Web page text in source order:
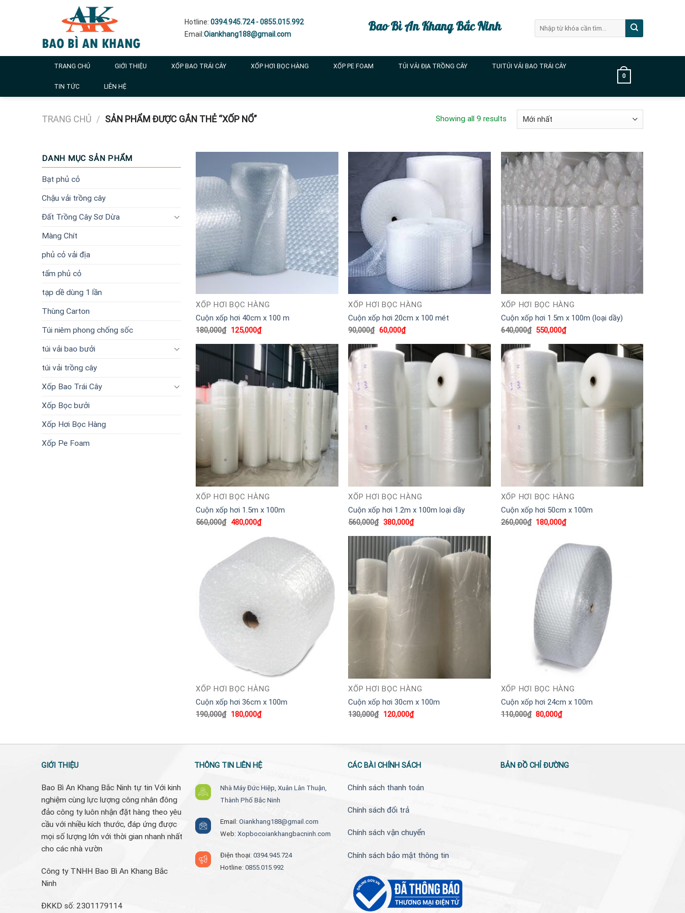
Hotline: 0394.945.724 - 0855.015.992
Email:Oiankhang188@gmail.com Bao Bì An Khang Bắc Ninh
kiếm:
TRANG CHỦ GIỚI THIỆU XỐP BAO TRÁI CÂY XỐP HƠI BỌC HÀNG XỐP PE FOAM TÚI VẢI ĐỊA TRỒNG CÂY TUITÚI VẢI BAO TRÁI CÂY
TIN TỨC LIÊN HỆ
0
TRANG CHỦ / SẢN PHẨM ĐƯỢC GẮN THẺ “XỐP NỔ” Showing all 9 results
DANH MỤC SẢN PHẨM
Bạt phủ cỏ
Chậu vải trồng cây
Đất Trồng Cây Sơ Dừa
Màng Chít
phủ cỏ vải địa
tấm phủ cỏ
tạp dề dùng 1 lần
Thùng Carton
Túi niêm phong chống sốc
túi vải bao bưởi
túi vải trồng cây
Xốp Bao Trái Cây
Xốp Bọc bưởi
Xốp Hơi Bọc Hàng
Xốp Pe Foam
XỐP HƠI BỌC HÀNG
Cuộn xốp hơi 40cm x 100 m
180,000₫ Giá
là:
180,000₫.
125,000₫Giá
hiện
tại
là:
125,000₫.
XỐP HƠI BỌC HÀNG
Cuộn xốp hơi 20cm x 100 mét
90,000₫ Giá
90,000₫.
60,000₫Giá
hiện
tại
là:
60,000₫.
XỐP HƠI BỌC HÀNG
Cuộn xốp hơi 1.5m x 100m (loại dầy)
640,000₫ Giá
640,000₫.
550,000₫Giá
hiện
tại
550,000₫.
XỐP HƠI BỌC HÀNG
Cuộn xốp hơi 1.5m x 100m
560,000₫ Giá
560,000₫.
480,000₫Giá
hiện
tại
XỐP HƠI BỌC HÀNG
Cuộn xốp hơi 1.2m x 100m loại dầy
560,000₫ Giá
là:
560,000₫.
380,000₫Giá
hiện
tại
là:
380,000₫.
XỐP HƠI BỌC HÀNG
Cuộn xốp hơi 50cm x 100m
260,000₫ Giá
260,000₫.
180,000₫Giá
hiện
là:
180,000₫.
XỐP HƠI BỌC HÀNG
Cuộn xốp hơi 36cm x 100m
190,000₫ Giá
180,000₫Giá
180,000₫.
XỐP HƠI BỌC HÀNG
Cuộn xốp hơi 30cm x 100m
130,000₫ Giá
120,000₫Giá
120,000₫.
XỐP HƠI BỌC HÀNG
Cuộn xốp hơi 24cm x 100m
110,000₫ Giá
80,000₫Giá
80,000₫.
GIỚI THIỆU
Bao Bì An Khang Bắc Ninh tự tin Với kinh
nghiệm cùng lực lượng công nhân đông
đảo công ty luôn nhận đặt hàng theo yêu
cầu với nhiều kích thước, đáp ứng được
mọi số lượng lớn với thời gian nhanh nhất
cho các nhà vườn
Công ty TNHH Bao Bì An Khang Bắc
Ninh
ĐKKD số: 2301179114
THÔNG TIN LIÊN HỆ
Nhà Máy Đức Hiệp, Xuân Lân Thuận,
Thành Phố Bắc Ninh
Email: Oiankhang188@gmail.com
Web: Xopbocoiankhangbacninh.com
Điện thoại: 0394.945.724
Hotline: 0855.015.992
CÁC BÀI CHÍNH SÁCH
Chính sách thanh toán
Chính sách đổi trả
Chính sách vận chuyển
Chính sách bảo mật thông tin
BẢN ĐỒ CHỈ ĐƯỜNG